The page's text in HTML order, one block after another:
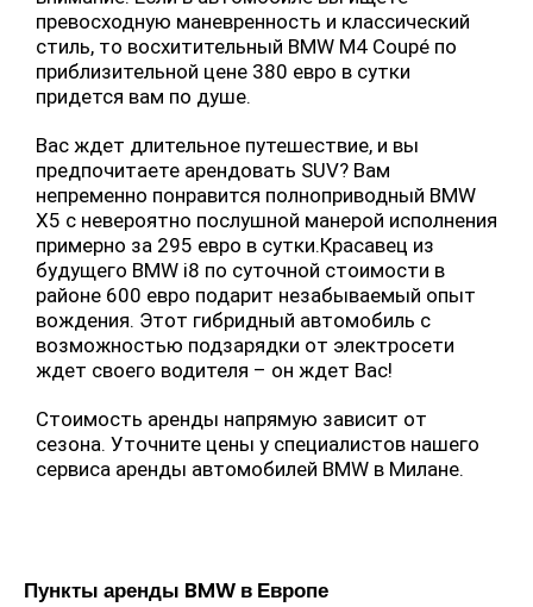
превосходную маневренность и классический
стиль, то восхитительный BMW M4 Coupé по
приблизительной цене 380 евро в сутки
придется вам по душе.
Вас ждет длительное путешествие, и вы
предпочитаете арендовать SUV? Вам
непременно понравится полноприводный BMW
X5 с невероятно послушной манерой исполнения
примерно за 295 евро в сутки.Красавец из
будущего BMW i8 по суточной стоимости в
районе 600 евро подарит незабываемый опыт
вождения. Этот гибридный автомобиль с
возможностью подзарядки от электросети
ждет своего водителя – он ждет Вас!
Стоимость аренды напрямую зависит от
сезона. Уточните цены у специалистов нашего
сервиса аренды автомобилей BMW в Милане.
Пункты аренды BMW в Европе